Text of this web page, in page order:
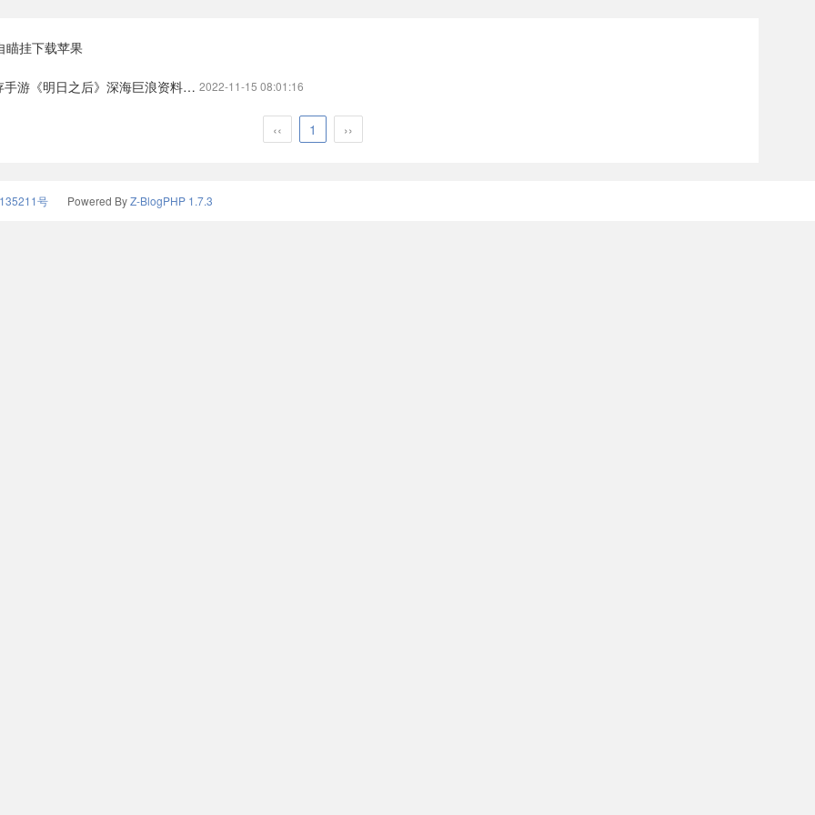
瞄挂下载苹果
2022-11-15 08:01:16
后》深海巨浪资料片上线）网易游戏 明日明日之后
‹‹ 1 ››
号 Powered ByZ-BlogPHP 1.7.3